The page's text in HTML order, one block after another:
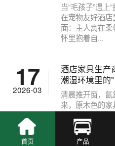
当“毛孩子”遇上
在宠物友好酒
面：主人窝在
怀里抱着自...
17
2026-03
酒店家具生产
潮湿环境里的
清晨推开窗，
来，原木色的
温泉酒店最治
始发胀卡顿，
首页 产品